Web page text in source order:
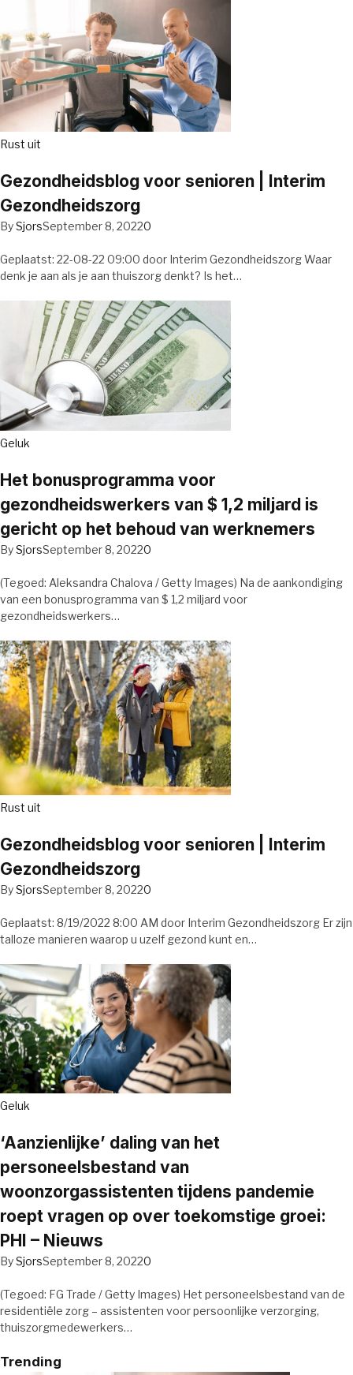
Rust uit
Gezondheidsblog voor senioren | Interim
Gezondheidszorg
BySjorsSeptember 8, 20220
Geplaatst: 22-08-22 09:00 door Interim Gezondheidszorg Waar
denk je aan als je aan thuiszorg denkt? Is het…
Geluk
Het bonusprogramma voor
gezondheidswerkers van $ 1,2 miljard is
gericht op het behoud van werknemers
BySjorsSeptember 8, 20220
(Tegoed: Aleksandra Chalova / Getty Images) Na de aankondiging
van een bonusprogramma van $ 1,2 miljard voor
gezondheidswerkers…
Rust uit
Gezondheidsblog voor senioren | Interim
Gezondheidszorg
BySjorsSeptember 8, 20220
Geplaatst: 8/19/2022 8:00 AM door Interim Gezondheidszorg Er zijn
talloze manieren waarop u uzelf gezond kunt en…
Geluk
‘Aanzienlijke’ daling van het
personeelsbestand van
woonzorgassistenten tijdens pandemie
roept vragen op over toekomstige groei:
PHI – Nieuws
BySjorsSeptember 8, 20220
(Tegoed: FG Trade / Getty Images) Het personeelsbestand van de
residentiële zorg – assistenten voor persoonlijke verzorging,
thuiszorgmedewerkers…
Trending